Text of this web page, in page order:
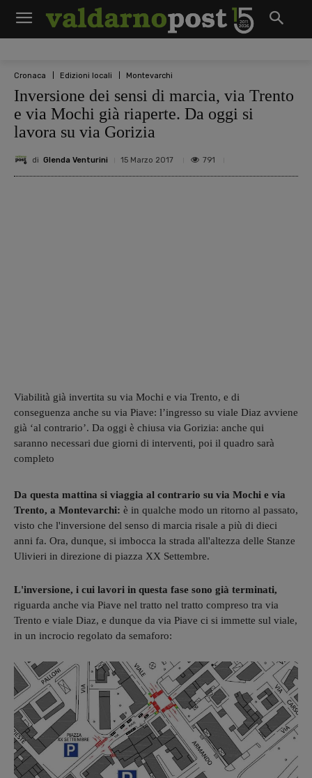
Cronaca Edizioni locali Montevarchi
Inversione dei sensi di marcia, via Trento
e via Mochi già riaperte. Da oggi si
lavora su via Gorizia
di Glenda Venturini 15 Marzo 2017 791
Viabilità già invertita su via Mochi e via Trento, e di
conseguenza anche su via Piave: l’ingresso su viale Diaz avviene
già ‘al contrario’. Da oggi è chiusa via Gorizia: anche qui
saranno necessari due giorni di interventi, poi il quadro sarà
completo
Da questa mattina si viaggia al contrario su via Mochi e via
Trento, a Montevarchi: è in qualche modo un ritorno al passato,
visto che l'inversione del senso di marcia risale a più di dieci
anni fa. Ora, dunque, si imbocca la strada all'altezza delle Stanze
Ulivieri in direzione di piazza XX Settembre.
L'inversione, i cui lavori in questa fase sono già terminati,
riguarda anche via Piave nel tratto nel tratto compreso tra via
Trento e viale Diaz, e dunque da via Piave ci si immette sul viale,
in un incrocio regolato da semaforo: